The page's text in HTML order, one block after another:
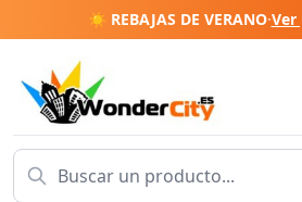
☀️ REBAJAS DE VERANO·Ver